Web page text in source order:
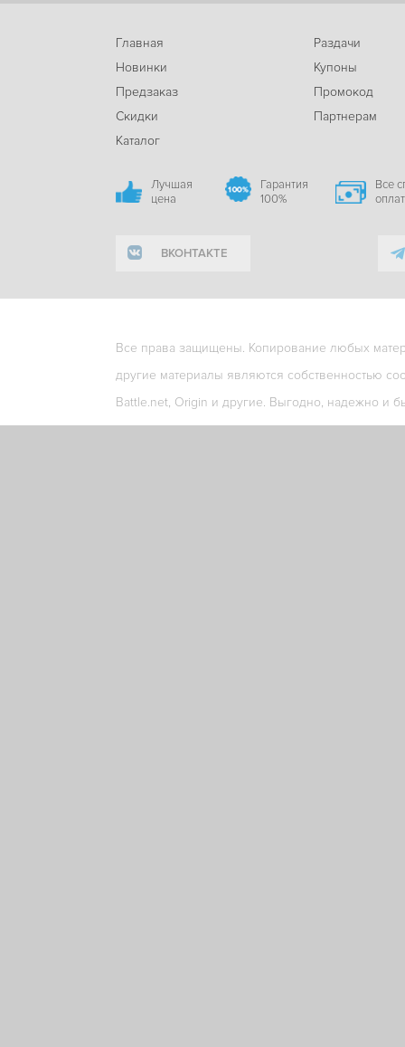
Главная
Новинки
Предзаказ
Скидки
Каталог
Раздачи
Купоны
Промокод
Партнерам
Лучшая
цена
Гарантия
100%
Все
ВКОНТАКТЕ
Все права защищены. Копирование любых
другие материалы являются собственностью
Battle.net, Origin и другие. Выгодно, надежно и